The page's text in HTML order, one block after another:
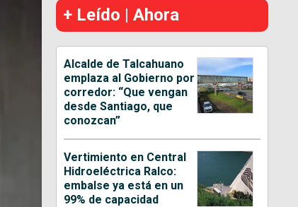
+ Leído | Ahora
Alcalde de Talcahuano
emplaza al Gobierno por
corredor: “Que vengan
desde Santiago, que
conozcan”
Vertimiento en Central
Hidroeléctrica Ralco:
embalse ya está en un
99% de capacidad